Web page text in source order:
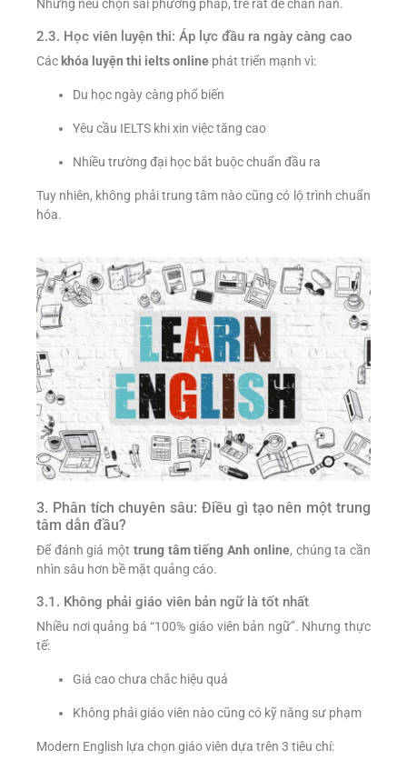
Nhưng nếu chọn sai phương pháp, trẻ rất dễ chán nản.
2.3. Học viên luyện thi: Áp lực đầu ra ngày càng cao
Các khóa luyện thi ielts online phát triển mạnh vì:
Du học ngày càng phổ biến
Yêu cầu IELTS khi xin việc tăng cao
Nhiều trường đại học bắt buộc chuẩn đầu ra
Tuy nhiên, không phải trung tâm nào cũng có lộ trình chuẩn
hóa.
3. Phân tích chuyên sâu: Điều gì tạo nên một trung
tâm dẫn đầu?
Để đánh giá một trung tâm tiếng Anh online, chúng ta cần
nhìn sâu hơn bề mặt quảng cáo.
3.1. Không phải giáo viên bản ngữ là tốt nhất
Nhiều nơi quảng bá “100% giáo viên bản ngữ”. Nhưng thực
tế:
Giá cao chưa chắc hiệu quả
Không phải giáo viên nào cũng có kỹ năng sư phạm
Modern English lựa chọn giáo viên dựa trên 3 tiêu chí: